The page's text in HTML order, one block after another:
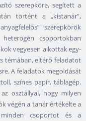
szerepköre, segített a
történt a „kistanár”,
szerepkörök
csoportokban
vegyesen alkottak egy-
témában, eltérő feladatot
A feladatok megoldását
színes papír, táblagép.
osztállyal, hogy milyen
végén a tanár értékelte a
minden csoportot és a